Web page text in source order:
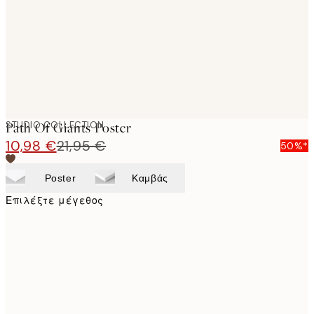
STUDIO COLLECTION
Path Of Giants Poster
10,98 €21,95 € 50%*
Poster Καμβάς
Επιλέξτε μέγεθος